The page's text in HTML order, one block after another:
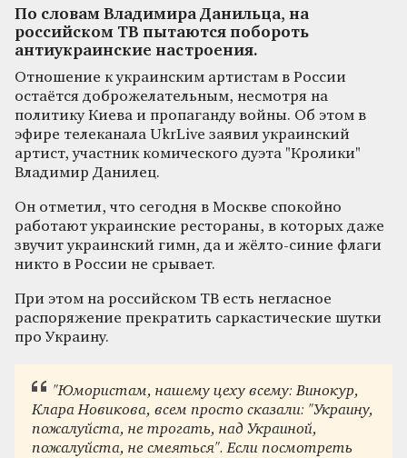
По словам Владимира Данильца, на
российском ТВ пытаются побороть
антиукраинские настроения.
Отношение к украинским артистам в России
остаётся доброжелательным, несмотря на
политику Киева и пропаганду войны. Об этом в
эфире телеканала UkrLive заявил украинский
артист, участник комического дуэта "Кролики"
Владимир Данилец.
Он отметил, что сегодня в Москве спокойно
работают украинские рестораны, в которых даже
звучит украинский гимн, да и жёлто-синие флаги
никто в России не срывает.
При этом на российском ТВ есть негласное
распоряжение прекратить саркастические шутки
про Украину.
"Юмористам, нашему цеху всему: Винокур,
Клара Новикова, всем просто сказали: "Украину,
пожалуйста, не трогать, над Украиной,
пожалуйста, не смеяться". Если посмотреть